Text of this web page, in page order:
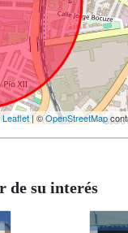
Leaflet| ©OpenStreetMap
de su interés
125.000 €